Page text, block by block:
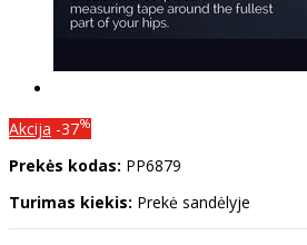
Akcija -37%
Prekės kodas: PP6879
Turimas kiekis: Prekė sandėlyje